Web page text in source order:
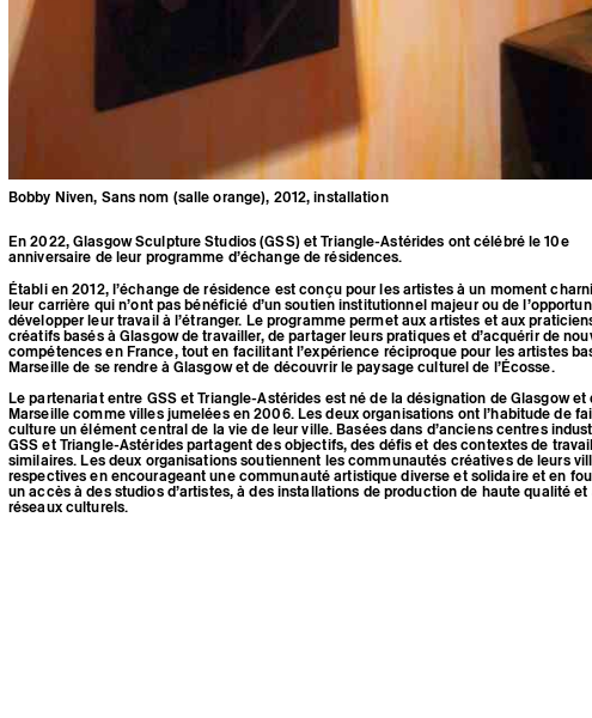
Bobby Niven, Sans nom (salle orange), 2012, installation
En 2022, Glasgow Sculpture Studios (GSS) et Triangle-Astérides ont célébré le 10e
anniversaire de leur programme d’échange de résidences.
Établi en 2012, l’échange de résidence est conçu pour les artistes à un moment
leur carrière qui n’ont pas bénéficié d’un soutien institutionnel majeur ou de
développer leur travail à l’étranger. Le programme permet aux artistes et aux
créatifs basés à Glasgow de travailler, de partager leurs pratiques et d’acquérir de
compétences en France, tout en facilitant l’expérience réciproque pour les artistes
Marseille de se rendre à Glasgow et de découvrir le paysage culturel de l’Écosse.
Le partenariat entre GSS et Triangle-Astérides est né de la désignation de Glasgow et
Marseille comme villes jumelées en 2006. Les deux organisations ont l’habitude de
culture un élément central de la vie de leur ville. Basées dans d’anciens centres
GSS et Triangle-Astérides partagent des objectifs, des défis et des contextes de travail
similaires. Les deux organisations soutiennent les communautés créatives de leurs
respectives en encourageant une communauté artistique diverse et solidaire et en
un accès à des studios d’artistes, à des installations de production de haute qualité et
réseaux culturels.